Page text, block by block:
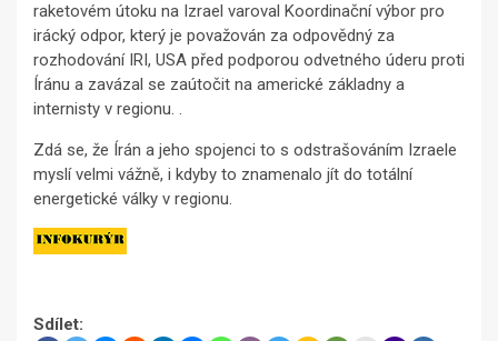
raketovém útoku na Izrael varoval Koordinační výbor pro
irácký odpor, který je považován za odpovědný za
rozhodování IRI, USA před podporou odvetného úderu proti
Íránu a zavázal se zaútočit na americké základny a
internisty v regionu. .
Zdá se, že Írán a jeho spojenci to s odstrašováním Izraele
myslí velmi vážně, i kdyby to znamenalo jít do totální
energetické války v regionu.
Sdílet: